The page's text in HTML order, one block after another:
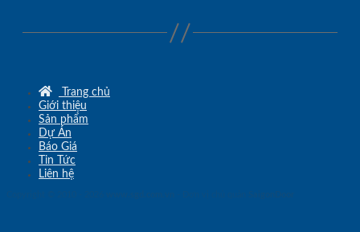
Trang chủ
Giới thiệu
Sản phẩm
Dự Án
Báo Giá
Tin Tức
Liên hệ